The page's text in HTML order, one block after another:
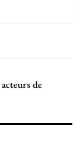
de